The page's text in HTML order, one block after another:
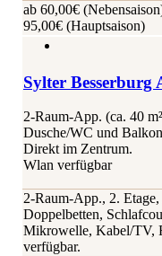
ab 60,00€
95,00€ (Hauptsaison)
Sylter Besserburg
2-Raum-App. (ca. 40
Dusche/WC und
Direkt im Zentrum.
Wlan verfügbar
2-Raum-App., 2.
Doppelbetten,
Mikrowelle, Kabel/TV,
verfügbar.